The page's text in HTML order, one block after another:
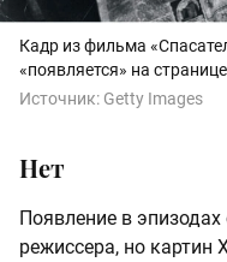
Кадр из фильма
«появляется» на
Источник: Getty Images
Нет
Появление в
режиссера, но картин